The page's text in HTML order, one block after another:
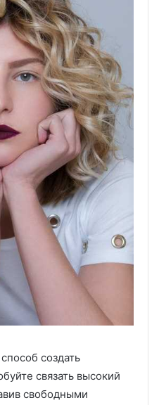
создать
связать высокий
свободными